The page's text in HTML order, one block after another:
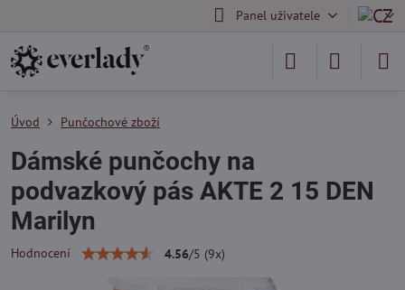
Panel uživatele
Úvod Punčochové zboží
Dámské punčochy na
podvazkový pás AKTE 2 15 DEN
Marilyn
Hodnocení 4.56/5 (9x)